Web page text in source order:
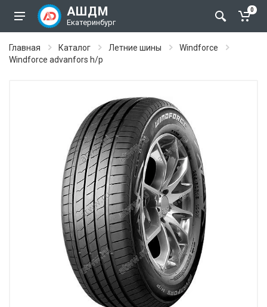
АШДМ
Екатеринбург
0
Главная Каталог Летние шины
Windforce
Windforce advanfors h/p